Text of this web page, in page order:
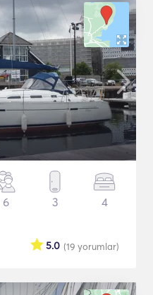
6 3 4
(19 yorumlar)
5.0